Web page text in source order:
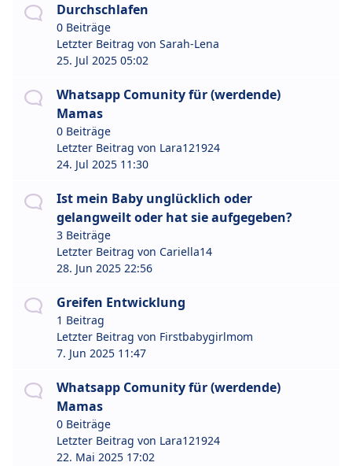
Durchschlafen
0 Beiträge
Letzter Beitrag von Sarah-Lena
25. Jul 2025 05:02
Whatsapp Comunity für (werdende)
Mamas
0 Beiträge
Letzter Beitrag von Lara121924
24. Jul 2025 11:30
Ist mein Baby unglücklich oder
gelangweilt oder hat sie aufgegeben?
3 Beiträge
Letzter Beitrag von Cariella14
28. Jun 2025 22:56
Greifen Entwicklung
1 Beitrag
Letzter Beitrag von Firstbabygirlmom
7. Jun 2025 11:47
Whatsapp Comunity für (werdende)
Mamas
0 Beiträge
Letzter Beitrag von Lara121924
22. Mai 2025 17:02